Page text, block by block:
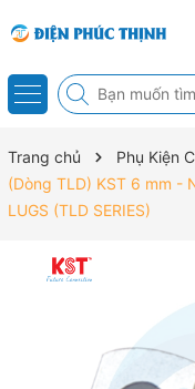
Trang chủ Phụ Kiện
(Dòng TLD) KST 6 mm -
LUGS (TLD SERIES)